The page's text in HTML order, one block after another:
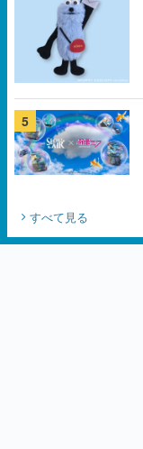
5
すべて見る